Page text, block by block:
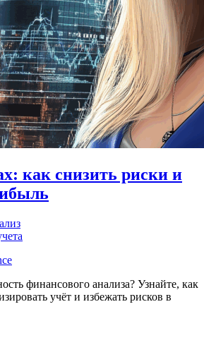
как снизить риски и
финансового анализа? Узнайте, как
учёт и избежать рисков в